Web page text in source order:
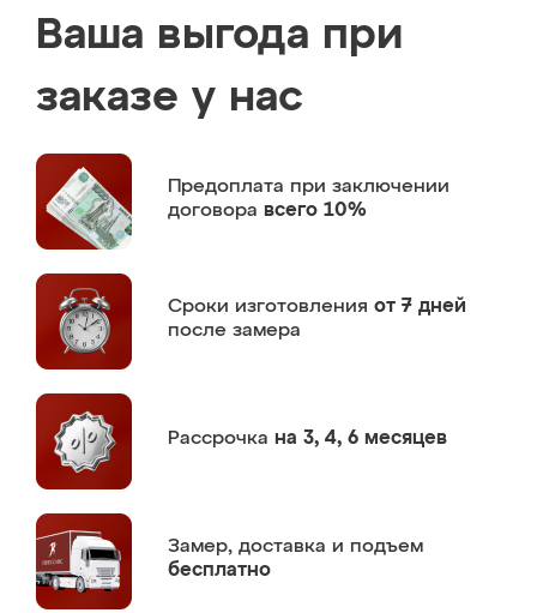
Ваша выгода при
заказе у нас
Предоплата при заключении
договора всего 10%
Сроки изготовления от 7 дней
после замера
Рассрочка на 3, 4, 6 месяцев
Замер, доставка и подъем
бесплатно